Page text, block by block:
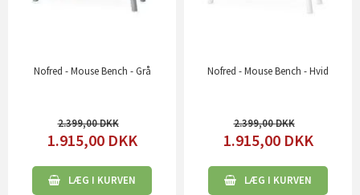
Nofred - Mouse Bench - Grå
2.399,00
1.915,00 DKK
LÆG I KURVEN
Nofred - Mouse Bench - Hvid
2.399,00
1.915,00 DKK
LÆG I KURVEN